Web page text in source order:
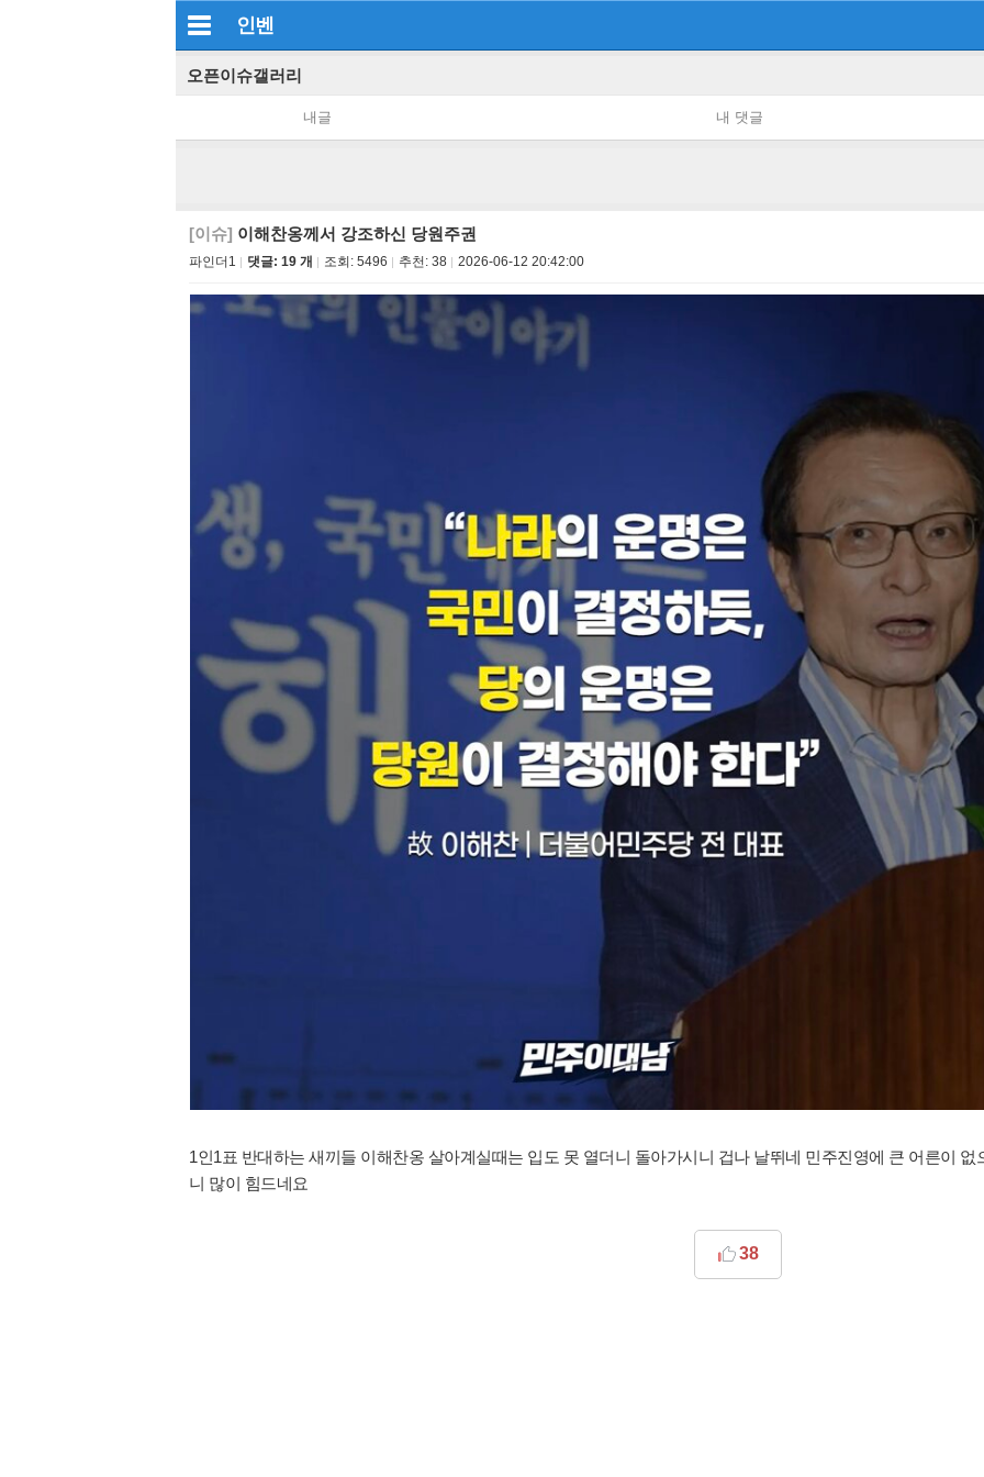
인벤
오픈이슈갤러리
내글 내 댓글
[이슈] 이해찬옹께서 강조하신 당원주권
파인더1 댓글: 19 개 조회: 5496 추천: 38 2026-06-12 20:42:00
1인1표 반대하는 새끼들 이해찬옹 살아계실때는 입도 못 열더니 돌아가시니 겁나 날뛰네 민주진영에 큰 어른이 없
니 많이 힘드네요
38